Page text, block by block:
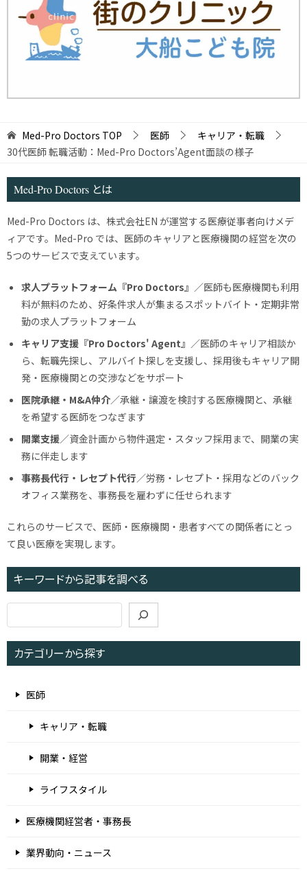
Med-Pro Doctors TOP 医師
キャリア・転職
30代医師 転職活動：Med-Pro Doctors’Agent面談の様子
Med-Pro Doctors とは
Med-Pro Doctors は、株式会社EN が運営する医療従事者向けメデ
ィアです。Med-Pro では、医師のキャリアと医療機関の経営を次の
5つのサービスで支えています。
求人プラットフォーム『Pro Doctors』 ／医師も医療機関も利用
料が無料のため、好条件求人が集まるスポットバイト・定期非常
勤の求人プラットフォーム
キャリア支援『Pro Doctors' Agent』 ／医師のキャリア相談か
ら、転職先探し、アルバイト探しを支援し、採用後もキャリア開
発・医療機関との交渉などをサポート
医院承継・M&A仲介／承継・譲渡を検討する医療機関と、承継
を希望する医師をつなぎます
開業支援／資金計画から物件選定・スタッフ採用まで、開業の実
務に伴走します
事務長代行・レセプト代行／労務・レセプト・採用などのバック
オフィス業務を、事務長を雇わずに任せられます
これらのサービスで、医師・医療機関・患者すべての関係者にとっ
て良い医療を実現します。
キーワードから記事を調べる
索
カテゴリーから探す
医師
キャリア・転職
開業・経営
ライフスタイル
医療機関経営者・事務長
業界動向・ニュース